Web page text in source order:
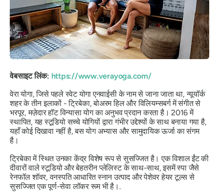
वेबसाइट लिंक: https://www.verayoga.com/
वेरा योगा, जिसे पहले स्वेट योगा एनवाईसी के नाम से जाना जाता था, न्यूयॉर्क
शहर के तीन इलाकों - ट्रिबेका, बोअरम हिल और विलियम्सबर्ग में संगीत से
भरपूर, मज़ेदार हॉट विन्यासा योग का अनुभव प्रदान करता है। 2016 में
स्थापित, यह स्टूडियो सच्चे योगियों द्वारा गंभीर उद्देश्यों के साथ बनाया गया है,
यहाँ कोई दिखावा नहीं है, बस योग अभ्यास और सामुदायिक ऊर्जा का संगम
है।
ट्रिबेका में स्थित उनका केंद्र विशेष रूप से सुसज्जित है। एक विशाल ईंट की
दीवारों वाले स्टूडियो और बेहतरीन प्लेलिस्ट के साथ-साथ, इसमें स्पा जैसे
रेनफॉल शॉवर, वनस्पति आधारित स्नान उत्पाद और पेशेवर हेयर टूल्स से
सुसज्जित एक पूर्ण-सेवा लॉकर रूम भी है।.